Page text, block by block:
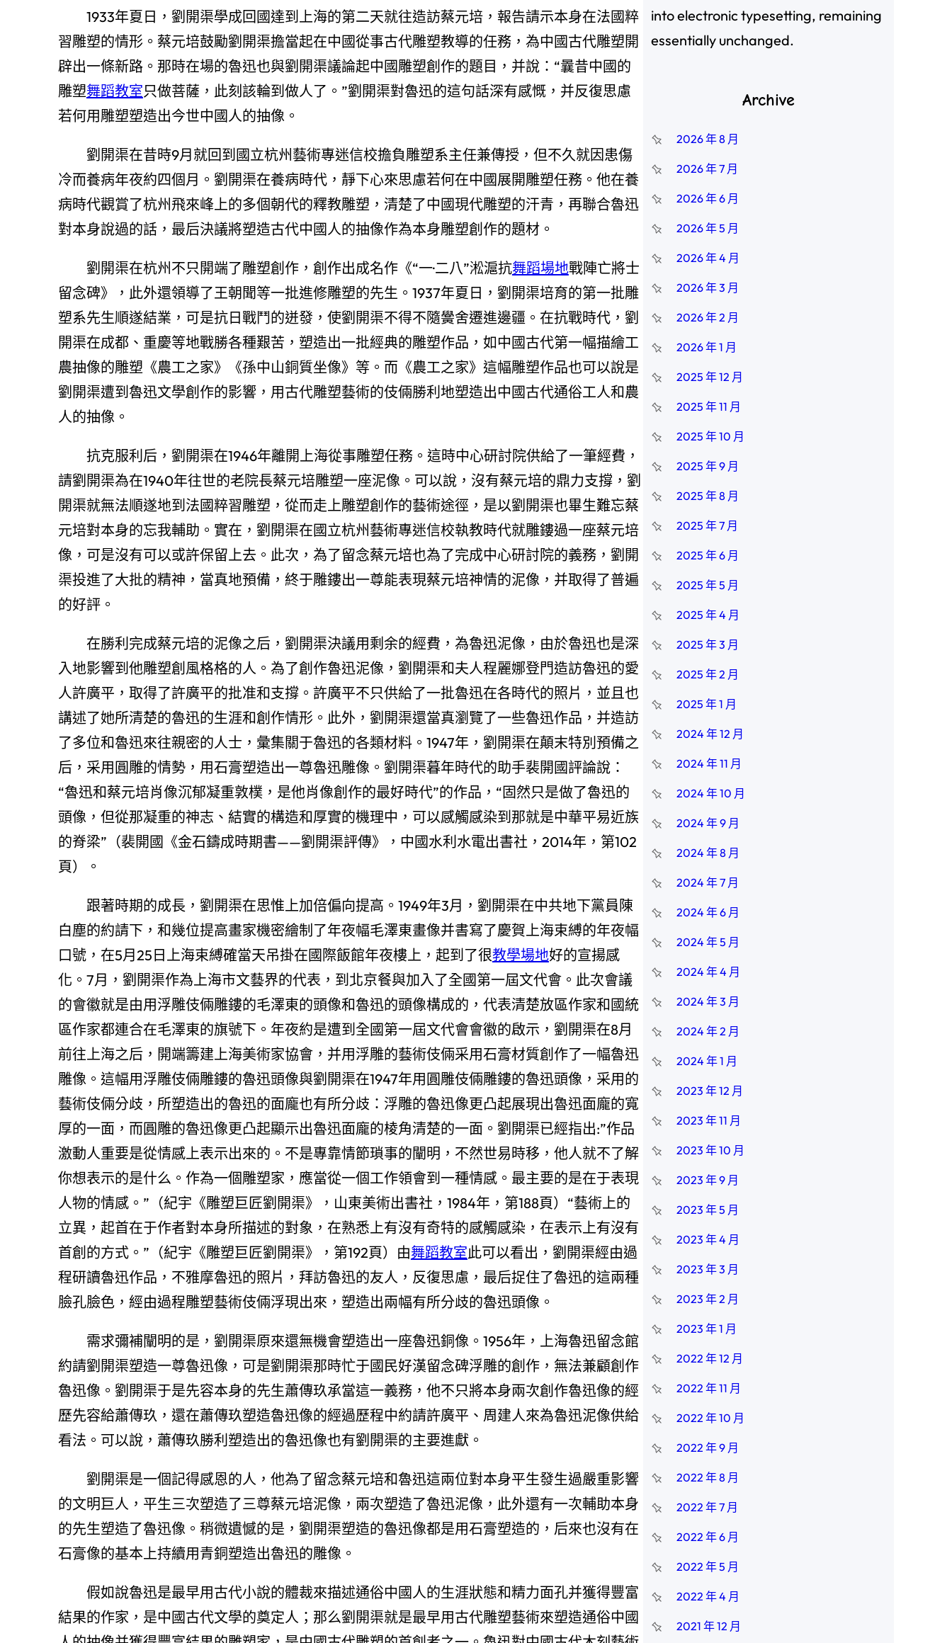
1933年夏日，劉開渠學成回國達到上海的第二天就往造訪蔡元培，報告請示本身在法國粹
習雕塑的情形。蔡元培鼓勵劉開渠擔當起在中國從事古代雕塑教導的任務，為中國古代雕塑開
辟出一條新路。那時在場的魯迅也與劉開渠議論起中國雕塑創作的題目，并說：“曩昔中國的
雕塑舞蹈教室只做菩薩，此刻該輪到做人了。”劉開渠對魯迅的這句話深有感慨，并反復思慮
若何用雕塑塑造出今世中國人的抽像。
劉開渠在昔時9月就回到國立杭州藝術專迷信校擔負雕塑系主任兼傳授，但不久就因患傷
冷而養病年夜約四個月。劉開渠在養病時代，靜下心來思慮若何在中國展開雕塑任務。他在養
病時代觀賞了杭州飛來峰上的多個朝代的釋教雕塑，清楚了中國現代雕塑的汗青，再聯合魯迅
對本身說過的話，最后決議將塑造古代中國人的抽像作為本身雕塑創作的題材。
劉開渠在杭州不只開端了雕塑創作，創作出成名作《“一·二八”淞滬抗舞蹈場地戰陣亡將士
留念碑》，此外還領導了王朝聞等一批進修雕塑的先生。1937年夏日，劉開渠培育的第一批雕
塑系先生順遂結業，可是抗日戰鬥的迸發，使劉開渠不得不隨黌舍遷進邊疆。在抗戰時代，劉
開渠在成都、重慶等地戰勝各種艱苦，塑造出一批經典的雕塑作品，如中國古代第一幅描繪工
農抽像的雕塑《農工之家》《孫中山銅質坐像》等。而《農工之家》這幅雕塑作品也可以說是
劉開渠遭到魯迅文學創作的影響，用古代雕塑藝術的伎倆勝利地塑造出中國古代通俗工人和農
人的抽像。
抗克服利后，劉開渠在1946年離開上海從事雕塑任務。這時中心研討院供給了一筆經費，
請劉開渠為在1940年往世的老院長蔡元培雕塑一座泥像。可以說，沒有蔡元培的鼎力支撐，劉
開渠就無法順遂地到法國粹習雕塑，從而走上雕塑創作的藝術途徑，是以劉開渠也畢生難忘蔡
元培對本身的忘我輔助。實在，劉開渠在國立杭州藝術專迷信校執教時代就雕鏤過一座蔡元培
像，可是沒有可以或許保留上去。此次，為了留念蔡元培也為了完成中心研討院的義務，劉開
渠投進了大批的精神，當真地預備，終于雕鏤出一尊能表現蔡元培神情的泥像，并取得了普遍
的好評。
在勝利完成蔡元培的泥像之后，劉開渠決議用剩余的經費，為魯迅泥像，由於魯迅也是深
入地影響到他雕塑創風格格的人。為了創作魯迅泥像，劉開渠和夫人程麗娜登門造訪魯迅的愛
人許廣平，取得了許廣平的批准和支撐。許廣平不只供給了一批魯迅在各時代的照片，並且也
講述了她所清楚的魯迅的生涯和創作情形。此外，劉開渠還當真瀏覽了一些魯迅作品，并造訪
了多位和魯迅來往親密的人士，彙集關于魯迅的各類材料。1947年，劉開渠在顛末特別預備之
后，采用圓雕的情勢，用石膏塑造出一尊魯迅雕像。劉開渠暮年時代的助手裴開國評論說：
“魯迅和蔡元培肖像沉郁凝重敦樸，是他肖像創作的最好時代”的作品，“固然只是做了魯迅的
頭像，但從那凝重的神志、結實的構造和厚實的機理中，可以感觸感染到那就是中華平易近族
的脊梁”（裴開國《金石鑄成時期書——劉開渠評傳》，中國水利水電出書社，2014年，第102
頁）。
跟著時期的成長，劉開渠在思惟上加倍偏向提高。1949年3月，劉開渠在中共地下黨員陳
白塵的約請下，和幾位提高畫家機密繪制了年夜幅毛澤東畫像并書寫了慶賀上海束縛的年夜幅
口號，在5月25日上海束縛確當天吊掛在國際飯館年夜樓上，起到了很教學場地好的宣揚感
化。7月，劉開渠作為上海市文藝界的代表，到北京餐與加入了全國第一屆文代會。此次會議
的會徽就是由用浮雕伎倆雕鏤的毛澤東的頭像和魯迅的頭像構成的，代表清楚放區作家和國統
區作家都連合在毛澤東的旗號下。年夜約是遭到全國第一屆文代會會徽的啟示，劉開渠在8月
前往上海之后，開端籌建上海美術家協會，并用浮雕的藝術伎倆采用石膏材質創作了一幅魯迅
雕像。這幅用浮雕伎倆雕鏤的魯迅頭像與劉開渠在1947年用圓雕伎倆雕鏤的魯迅頭像，采用的
藝術伎倆分歧，所塑造出的魯迅的面龐也有所分歧：浮雕的魯迅像更凸起展現出魯迅面龐的寬
厚的一面，而圓雕的魯迅像更凸起顯示出魯迅面龐的棱角清楚的一面。劉開渠已經指出:”作品
激動人重要是從情感上表示出來的。不是專靠情節瑣事的闡明，不然世易時移，他人就不了解
你想表示的是什么。作為一個雕塑家，應當從一個工作領會到一種情感。最主要的是在于表現
人物的情感。”（紀宇《雕塑巨匠劉開渠》，山東美術出書社，1984年，第188頁）“藝術上的
立異，起首在于作者對本身所描述的對象，在熟悉上有沒有奇特的感觸感染，在表示上有沒有
首創的方式。”（紀宇《雕塑巨匠劉開渠》，第192頁）由舞蹈教室此可以看出，劉開渠經由過
程研讀魯迅作品，不雅摩魯迅的照片，拜訪魯迅的友人，反復思慮，最后捉住了魯迅的這兩種
臉孔臉色，經由過程雕塑藝術伎倆浮現出來，塑造出兩幅有所分歧的魯迅頭像。
需求彌補闡明的是，劉開渠原來還無機會塑造出一座魯迅銅像。1956年，上海魯迅留念館
約請劉開渠塑造一尊魯迅像，可是劉開渠那時忙于國民好漢留念碑浮雕的創作，無法兼顧創作
魯迅像。劉開渠于是先容本身的先生蕭傳玖承當這一義務，他不只將本身兩次創作魯迅像的經
歷先容給蕭傳玖，還在蕭傳玖塑造魯迅像的經過歷程中約請許廣平、周建人來為魯迅泥像供給
看法。可以說，蕭傳玖勝利塑造出的魯迅像也有劉開渠的主要進獻。
劉開渠是一個記得感恩的人，他為了留念蔡元培和魯迅這兩位對本身平生發生過嚴重影響
的文明巨人，平生三次塑造了三尊蔡元培泥像，兩次塑造了魯迅泥像，此外還有一次輔助本身
的先生塑造了魯迅像。稍微遺憾的是，劉開渠塑造的魯迅像都是用石膏塑造的，后來也沒有在
石膏像的基本上持續用青銅塑造出魯迅的雕像。
假如說魯迅是最早用古代小說的體裁來描述通俗中國人的生涯狀態和精力面孔并獲得豐富
結果的作家，是中國古代文學的奠定人；那么劉開渠就是最早用古代雕塑藝術來塑造通俗中國
into electronic typesetting, remaining
essentially unchanged.
Archive
2026 年 8 月
2026 年 7 月
2026 年 6 月
2026 年 5 月
2026 年 4 月
2026 年 3 月
2026 年 2 月
2026 年 1 月
2025 年 12 月
2025 年 11 月
2025 年 10 月
2025 年 9 月
2025 年 8 月
2025 年 7 月
2025 年 6 月
2025 年 5 月
2025 年 4 月
2025 年 3 月
2025 年 2 月
2025 年 1 月
2024 年 12 月
2024 年 11 月
2024 年 10 月
2024 年 9 月
2024 年 8 月
2024 年 7 月
2024 年 6 月
2024 年 5 月
2024 年 4 月
2024 年 3 月
2024 年 2 月
2024 年 1 月
2023 年 12 月
2023 年 11 月
2023 年 10 月
2023 年 9 月
2023 年 5 月
2023 年 4 月
2023 年 3 月
2023 年 2 月
2023 年 1 月
2022 年 12 月
2022 年 11 月
2022 年 10 月
2022 年 9 月
2022 年 8 月
2022 年 7 月
2022 年 6 月
2022 年 5 月
2022 年 4 月
2021 年 12 月